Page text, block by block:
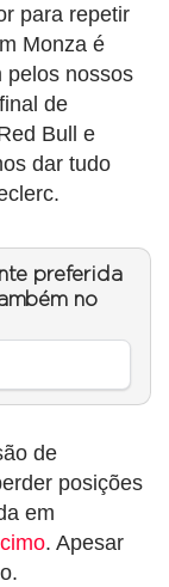
para repetir
Monza é
pelos nossos
de
Bull e
dar tudo
preferida
no
de
posições
em
. Apesar